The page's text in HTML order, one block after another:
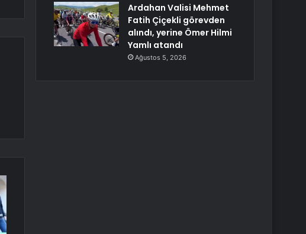
Ardahan Valisi Mehmet
Fatih Çiçekli görevden
alındı, yerine Ömer Hilmi
Yamlı atandı
Ağustos 5, 2026